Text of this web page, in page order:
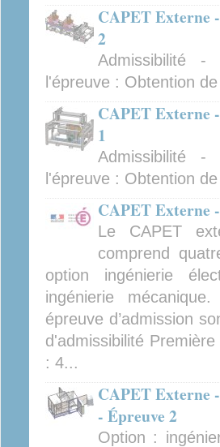
CAPET Externe
2
Admissibilité
l'épreuve : Obtention
CAPET Externe
1
Admissibilité
l'épreuve : Obtention
CAPET Externe
Le CAPET
comprend
option ingénierie
ingénierie
épreuve d’admission
d'admissibilité
: 4...
CAPET Externe
- Épreuve 2
Option :